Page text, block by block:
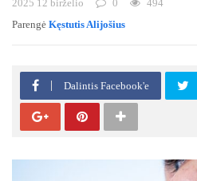
2025 12 birželio 0
494
Parengė Kęstutis Alijošius
Dalintis Facebook'e